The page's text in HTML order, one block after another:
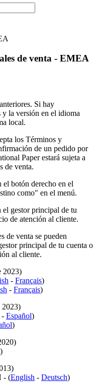
de venta - EMEA
Si hay
y la versión en el idioma
local.
los Términos y
de un pedido por
Paper estará sujeta a
de venta.
el botón derecho en el
como" en el menú.
el gestor principal de tu
de atención al cliente.
de venta se pueden
principal de tu cuenta o
al cliente.
2023)
- Français)
- Français)
2023)
- Español)
)
)
- (English - Deutsch)